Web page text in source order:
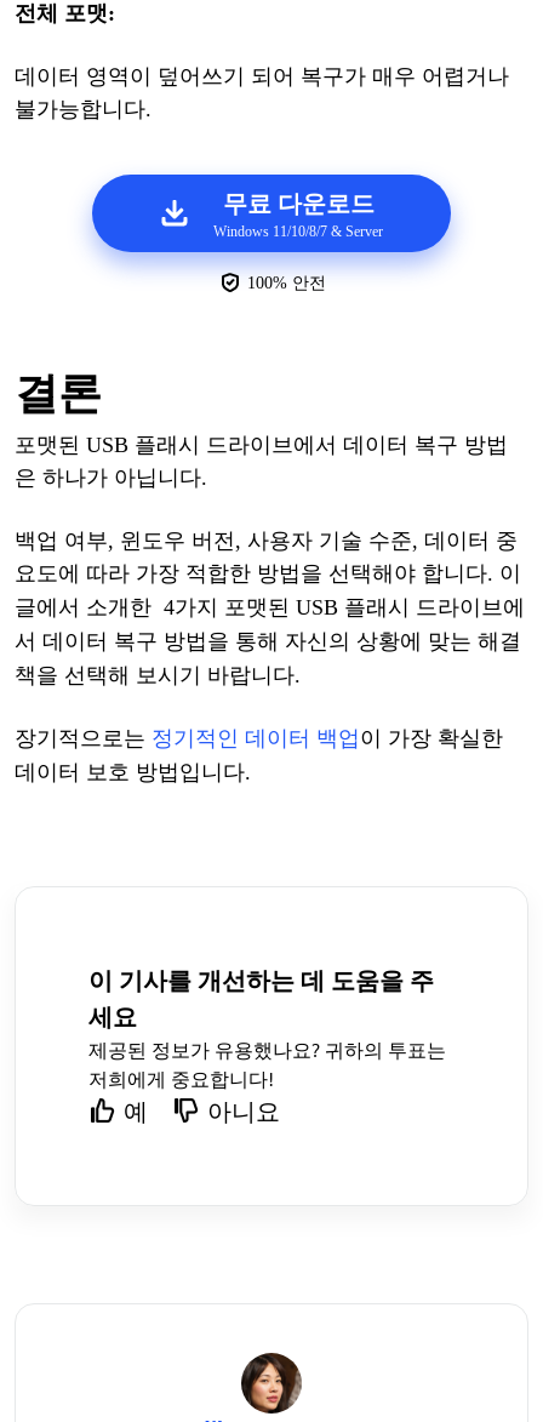
전체 포맷:
데이터 영역이 덮어쓰기 되어 복구가 매우 어렵거나
불가능합니다.
무료 다운로드
Windows 11/10/8/7 & Server
100% 안전
결론
포맷된 USB 플래시 드라이브에서 데이터 복구 방법
은 하나가 아닙니다.
백업 여부, 윈도우 버전, 사용자 기술 수준, 데이터 중
요도에 따라 가장 적합한 방법을 선택해야 합니다. 이
글에서 소개한 4가지 포맷된 USB 플래시 드라이브에
서 데이터 복구 방법 을 통해 자신의 상황에 맞는 해결
책을 선택해 보시기 바랍니다.
장기적으로는 정기적인 데이터 백업 이 가장 확실한
데이터 보호 방법입니다.
이 기사를 개선하는 데 도움을 주
세요
제공된 정보가 유용했나요? 귀하의 투표는
저희에게 중요합니다!
예 아니요